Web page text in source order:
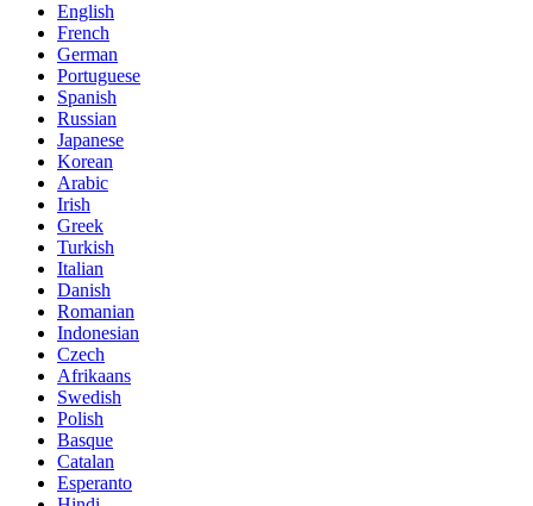
English
French
German
Portuguese
Spanish
Russian
Japanese
Korean
Arabic
Irish
Greek
Turkish
Italian
Danish
Romanian
Indonesian
Czech
Afrikaans
Swedish
Polish
Basque
Catalan
Esperanto